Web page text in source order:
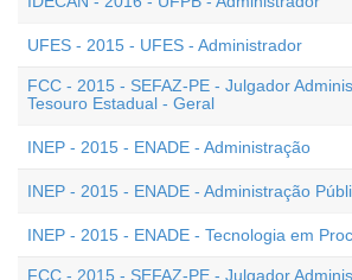
UFES - 2015 - UFES - Administrador
FCC - 2015 - SEFAZ-PE - Julgador
Tesouro Estadual - Geral
INEP - 2015 - ENADE - Administração
INEP - 2015 - ENADE - Administração
INEP - 2015 - ENADE - Tecnologia em
FCC - 2015 - SEFAZ-PE - Julgador